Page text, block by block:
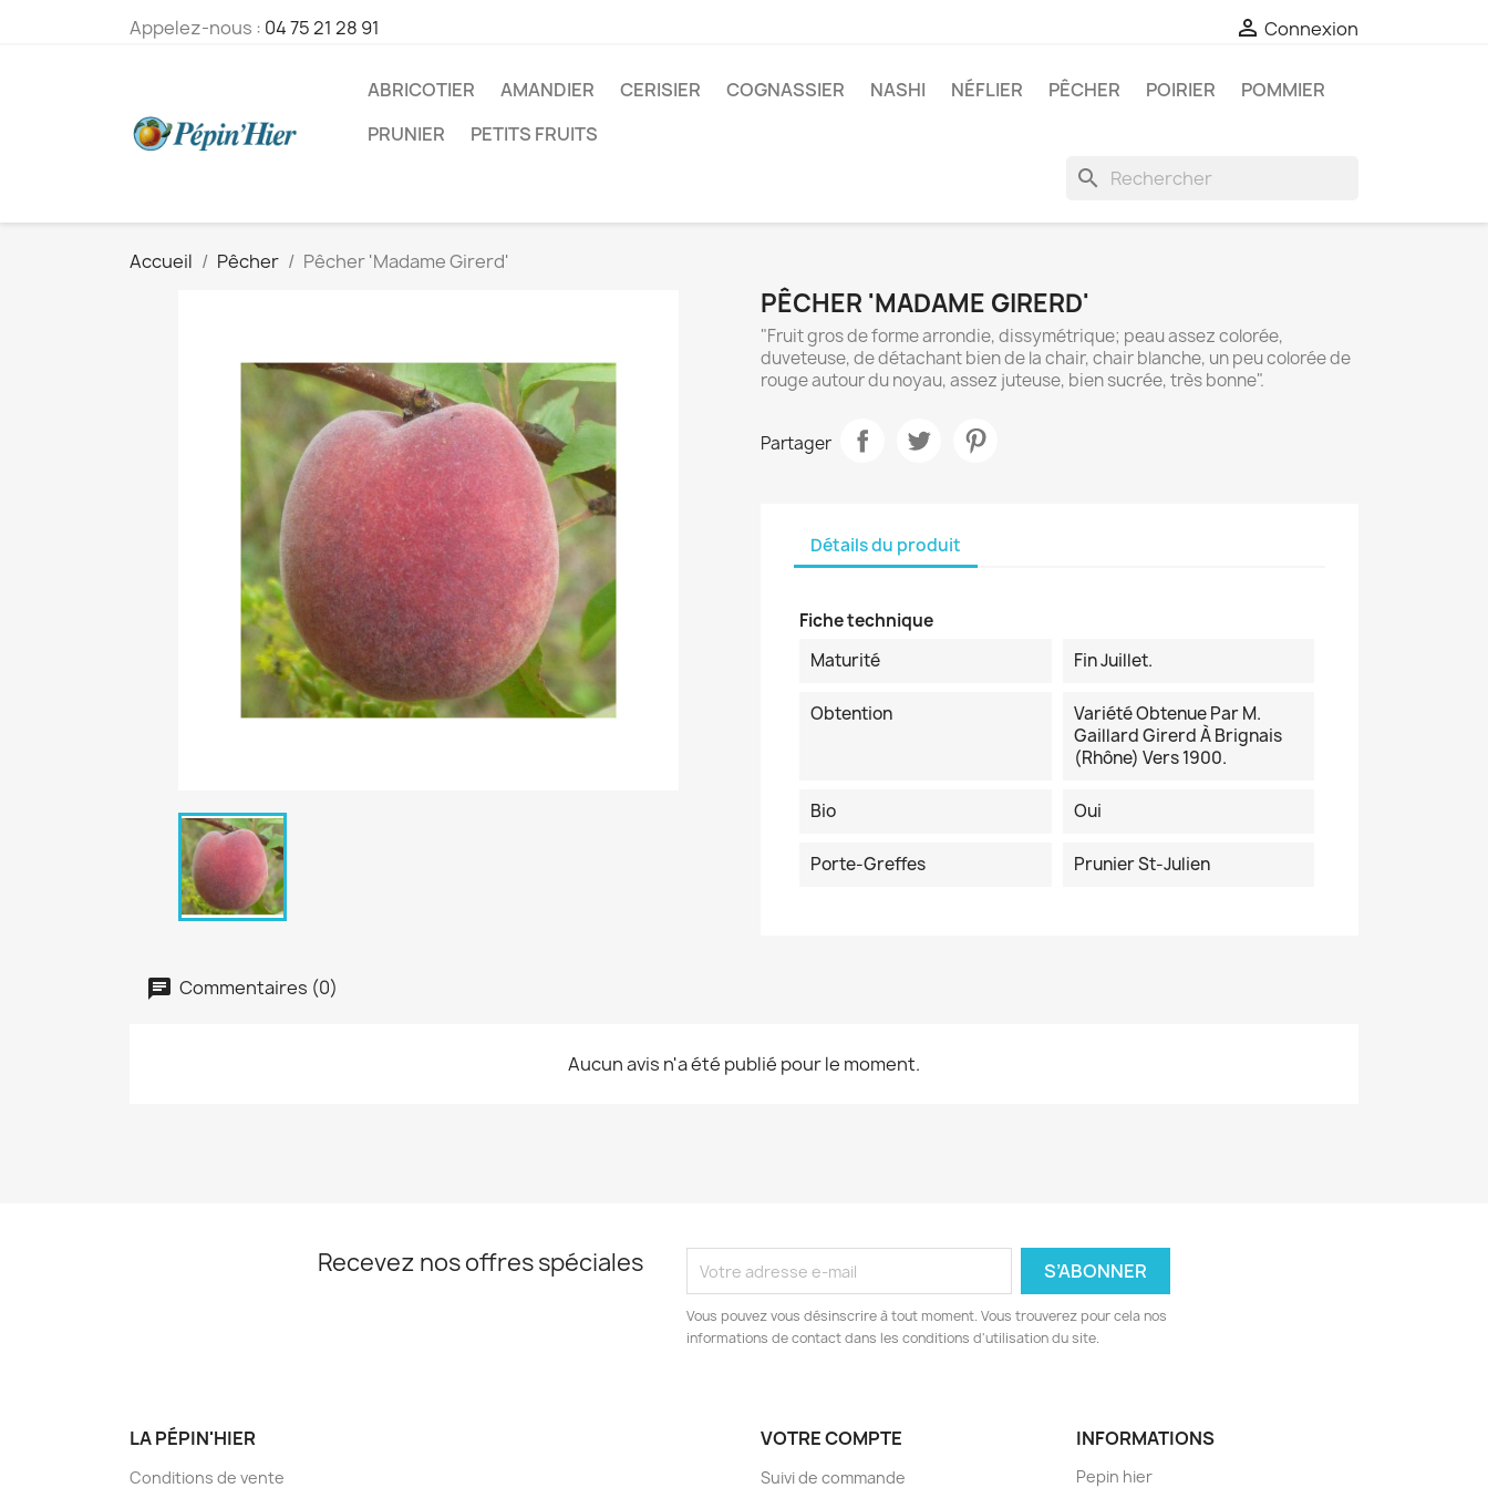
Appelez-nous : 04 75 21 28 91  Connexion
ABRICOTIER AMANDIER CERISIER COGNASSIER NASHI NÉFLIER PÊCHER POIRIER
POMMIER
PRUNIER
PETITS FRUITS
search
Accueil Pêcher Pêcher 'Madame Girerd'
PÊCHER 'MADAME GIRERD'
"Fruit gros de forme arrondie, dissymétrique; peau assez colorée,
duveteuse, de détachant bien de la chair, chair blanche, un peu colorée de
rouge autour du noyau, assez juteuse, bien sucrée, très bonne".
Partager
Détails du produit
Fiche technique
Maturité
Fin Juillet.
Obtention
Variété Obtenue Par M.
Gaillard Girerd À Brignais
(Rhône) Vers 1900.
Bio Oui
Porte-Greffes Prunier St-Julien
Commentaires (0)
Aucun avis n'a été publié pour le moment.
Recevez nos offres spéciales
Vous pouvez vous désinscrire à tout moment. Vous trouverez pour cela nos
informations de contact dans les conditions d'utilisation du site.
LA PÉPIN'HIER
Conditions de vente
VOTRE COMPTE
Suivi de commande
INFORMATIONS
Pepin hier